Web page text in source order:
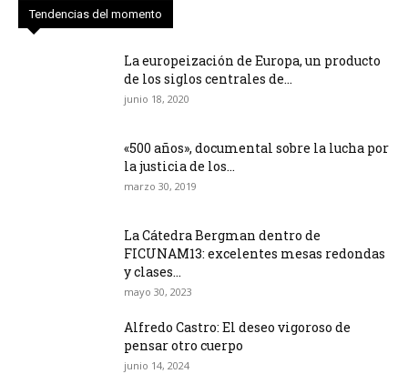
Tendencias del momento
La europeización de Europa, un producto
de los siglos centrales de...
junio 18, 2020
«500 años», documental sobre la lucha por
la justicia de los...
marzo 30, 2019
La Cátedra Bergman dentro de
FICUNAM13: excelentes mesas redondas
y clases...
mayo 30, 2023
Alfredo Castro: El deseo vigoroso de
pensar otro cuerpo
junio 14, 2024